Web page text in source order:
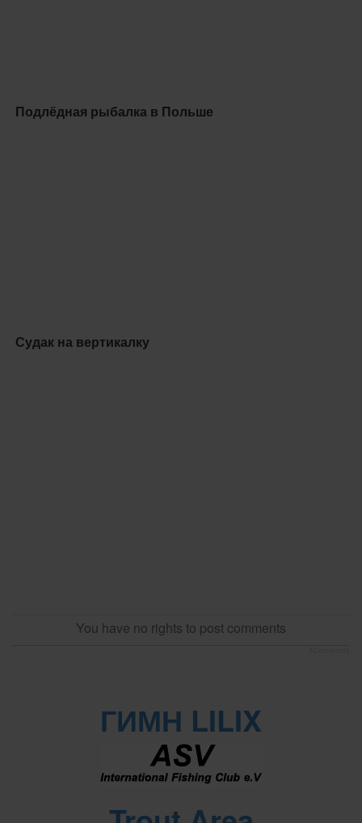
Подлёдная рыбалка в Польше
Судак на вертикалку
You have no rights to post comments
ГИМН LILIX